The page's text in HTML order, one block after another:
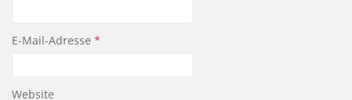
E-Mail-Adresse *
Website